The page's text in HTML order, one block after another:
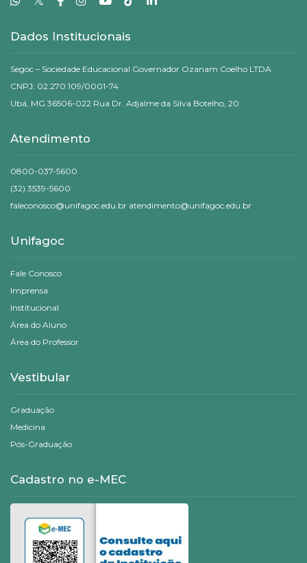
Dados Institucionais
Segoc – Sociedade Educacional Governador Ozanam Coelho LTDA
CNPJ: 02.270.109/0001-74
Ubá, MG 36506-022 Rua Dr. Adjalme da Silva Botelho, 20
Atendimento
0800-037-5600
(32) 3539-5600
faleconosco@unifagoc.edu.br atendimento@unifagoc.edu.br
Unifagoc
Fale Conosco
Imprensa
Institucional
Área do Aluno
Área do Professor
Vestibular
Graduação
Medicina
Pós-Graduação
Cadastro no e-MEC